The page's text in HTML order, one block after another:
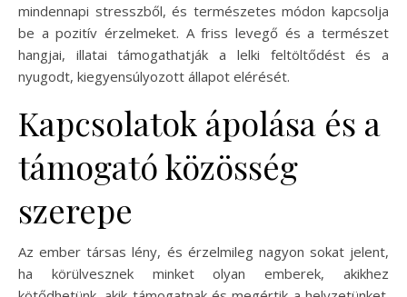
mindennapi stresszből, és természetes módon kapcsolja
be a pozitív érzelmeket. A friss levegő és a természet
hangjai, illatai támogathatják a lelki feltöltődést és a
nyugodt, kiegyensúlyozott állapot elérését.
Kapcsolatok ápolása és a
támogató közösség
szerepe
Az ember társas lény, és érzelmileg nagyon sokat jelent,
ha körülvesznek minket olyan emberek, akikhez